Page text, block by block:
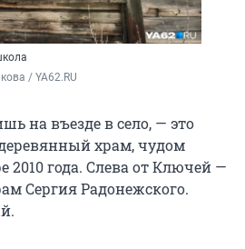
/ YA62.RU
на въезде в село, — это
храм, чудом
года. Слева от Ключей —
Сергия Радонежского.